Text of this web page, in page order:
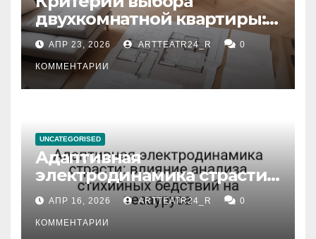
двухкомнатной квартиры:
планировка, площадь,
состояние и документация
АПР 23, 2026 ARTTEATR24_R 0
КОММЕНТАРИИ
UNCATEGORISED
Адаптивная
электродинамика страсти:
влияние анализа
стихийных бедствий на
тезауруса
АПР 16, 2026 ARTTEATR24_R 0
КОММЕНТАРИИ